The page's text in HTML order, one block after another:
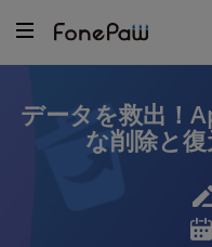
データを救出！
な削除と